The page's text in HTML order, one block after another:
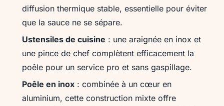
diffusion thermique stable, essentielle pour éviter
que la sauce ne se sépare.
Ustensiles de cuisine : une araignée en inox et
une pince de chef complètent efficacement la
poêle pour un service pro et sans gaspillage.
Poêle en inox : combinée à un cœur en
aluminium, cette construction mixte offre